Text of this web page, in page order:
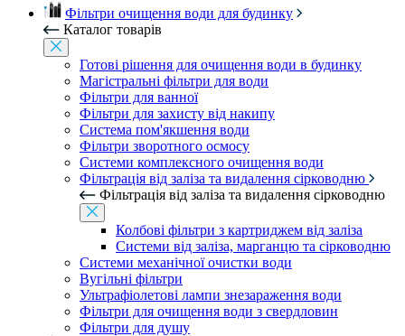
Фільтри очищення води для будинку
Каталог товарів
Готові рішення для очищення води в будинку
Магістральні фільтри для води
Фільтри для ванної
Фільтри для захисту від накипу
Система пом'якшення води
Фільтри зворотного осмосу
Системи комплексного очищення води
Фільтрація від заліза та видалення сірководню
Фільтрація від заліза та видалення сірководню
Колбові фільтри з картриджем від заліза
Системи від заліза, марганцю та сірководню
Системи механічної очистки води
Вугільні фільтри
Ультрафіолетові лампи знезараження води
Фільтри для очищення води з свердловин
Фільтри для душу